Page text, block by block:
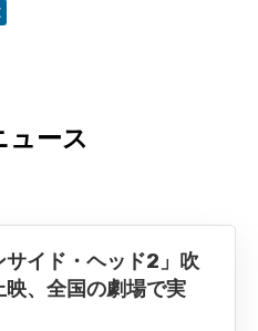
ュース
イド・ヘッド2」吹
、全国の劇場で実